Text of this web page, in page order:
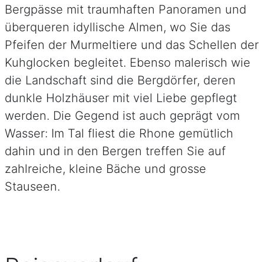
Bergpässe mit traumhaften Panoramen und
überqueren idyllische Almen, wo Sie das
Pfeifen der Murmeltiere und das Schellen der
Kuhglocken begleitet. Ebenso malerisch wie
die Landschaft sind die Bergdörfer, deren
dunkle Holzhäuser mit viel Liebe gepflegt
werden. Die Gegend ist auch geprägt vom
Wasser: Im Tal fliest die Rhone gemütlich
dahin und in den Bergen treffen Sie auf
zahlreiche, kleine Bäche und grosse
Stauseen.